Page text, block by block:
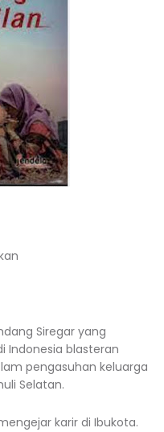
Siregar yang
Indonesia blasteran
pengasuhan keluarga
Selatan.
karir di Ibukota.